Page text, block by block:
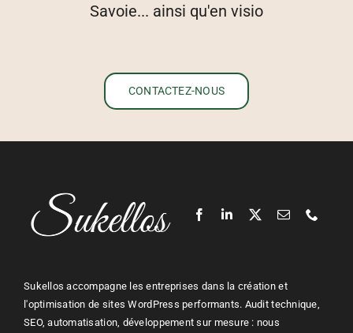
Savoie... ainsi qu'en visio
CONTACTEZ-NOUS
Sukellos accompagne les entreprises dans la création et
l'optimisation de sitesWordPress performants. Audit technique,
SEO, automatisation, développement sur mesure : nous